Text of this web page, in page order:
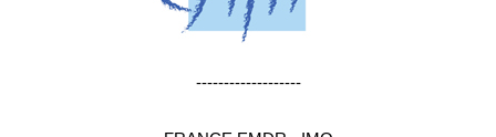
-------------------